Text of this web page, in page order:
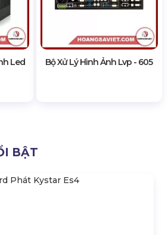
Led
Bộ Xử Lý Hình Ảnh Lvp - 605
BẬT
Phát Kystar Es4